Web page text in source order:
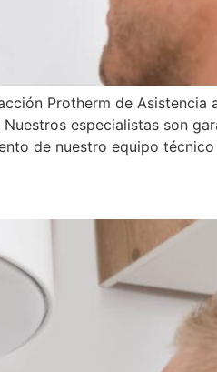
Protherm de Asistencia
especialistas son
de nuestro equipo